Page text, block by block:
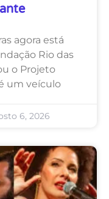
agora está
Rio das
o Projeto
um veículo
6, 2026